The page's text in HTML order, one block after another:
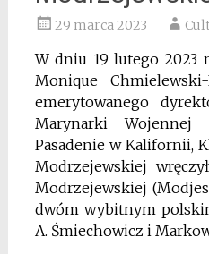
29 marca 2023
W dniu 19 lutego 2023
Monique
emerytowanego
Marynarki Wojennej
Pasadenie w Kalifornii,
Modrzejewskiej
Modrzejewskiej
dwóm wybitnym
A. Śmiechowicz i